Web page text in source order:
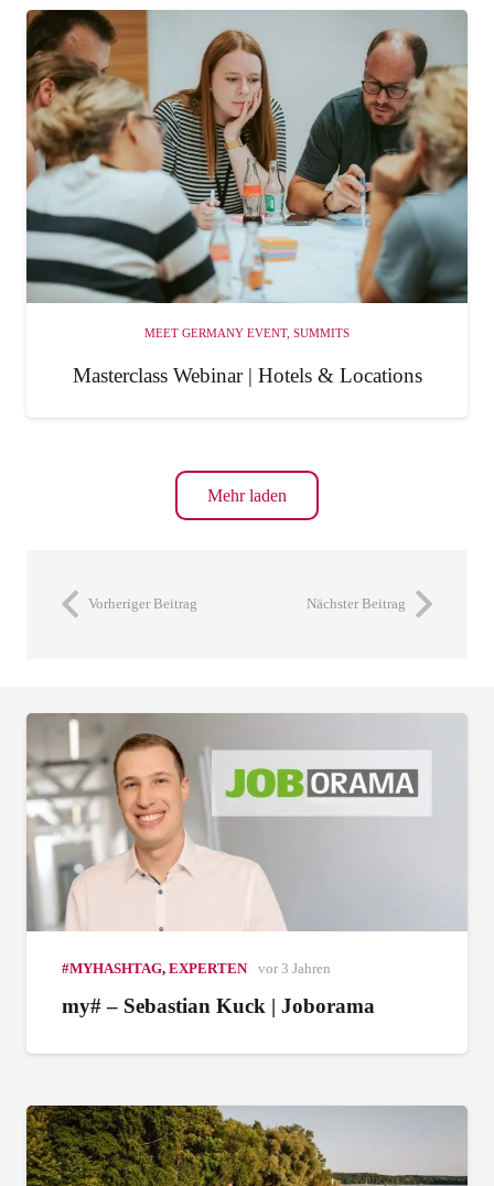
MEET GERMANY EVENT, SUMMITS
Masterclass Webinar | Hotels & Locations
Mehr laden
Vorheriger Beitrag Nächster Beitrag
#MYHASHTAG, EXPERTEN vor 3 Jahren
my# – Sebastian Kuck | Joborama